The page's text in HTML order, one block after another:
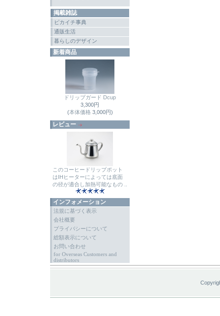
掲載雑誌
ピカイチ事典
通販生活
暮らしのデザイン
新着商品
ドリップガード Dcup
3,300円
(本体価格3,000円)
レビュー
このコーヒードリップポット
はIHヒーターによっては底面
の径が適合し加熱可能なもの ..
インフォメーション
法規に基づく表示
会社概要
プライバシーについて
総額表示について
お問い合わせ
for Overseas Customers and
distributors